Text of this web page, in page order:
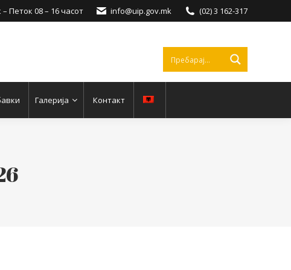
Петок 08 – 16 часот info@uip.gov.mk (02) 3 162-317
Галерија Контакт